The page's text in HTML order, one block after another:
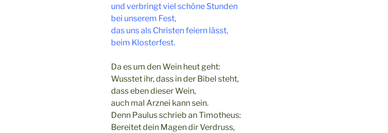
und verbringt viel schöne Stunden
bei unserem Fest,
das uns als Christen feiern lässt,
beim Klosterfest.
Da es um den Wein heut geht:
Wusstet ihr, dass in der Bibel steht,
dass eben dieser Wein,
auch mal Arznei kann sein.
Denn Paulus schrieb an Timotheus:
Bereitet dein Magen dir Verdruss,